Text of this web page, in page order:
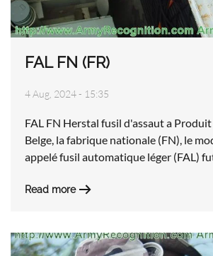
FAL FN (FR)
4 Aug, 2024 - 15:35
FAL FN Herstal fusil d'assaut a
Belge, la fabrique nationale (FN), le
appelé fusil automatique léger (FAL)
Read more